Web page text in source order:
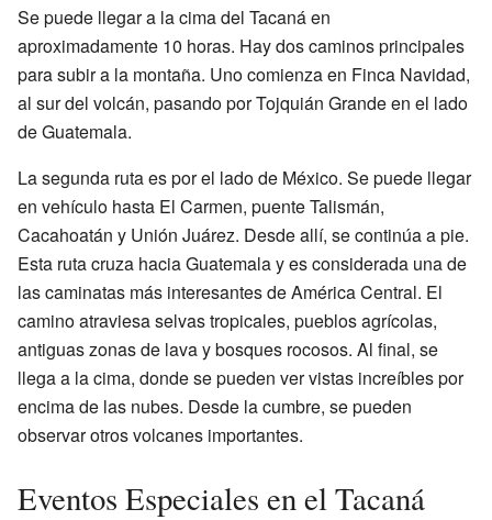
Se puede llegar a la cima del Tacaná en
aproximadamente 10 horas. Hay dos caminos principales
para subir a la montaña. Uno comienza en Finca Navidad,
al sur del volcán, pasando por Tojquián Grande en el lado
de Guatemala.
La segunda ruta es por el lado de México. Se puede llegar
en vehículo hasta El Carmen, puente Talismán,
Cacahoatán y Unión Juárez. Desde allí, se continúa a pie.
Esta ruta cruza hacia Guatemala y es considerada una de
las caminatas más interesantes de América Central. El
camino atraviesa selvas tropicales, pueblos agrícolas,
antiguas zonas de lava y bosques rocosos. Al final, se
llega a la cima, donde se pueden ver vistas increíbles por
encima de las nubes. Desde la cumbre, se pueden
observar otros volcanes importantes.
Eventos Especiales en el Tacaná